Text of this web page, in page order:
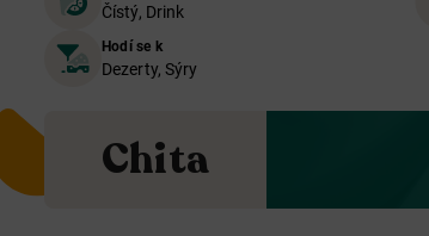
Čístý, Drink
Hodí se k
Dezerty, Sýry
Chita